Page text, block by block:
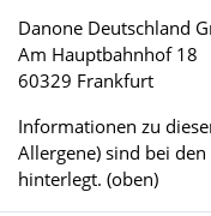
Danone Deutschland
Am Hauptbahnhof 18
60329 Frankfurt
Informationen zu
Allergene) sind bei
hinterlegt. (oben)